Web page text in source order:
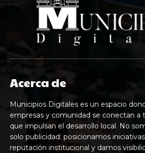
Acerca de
Municipios Digitales es un espacio
empresas y comunidad se conectan a
que impulsan el desarrollo local. No
solo publicidad: posicionamos
reputación institucional y damos